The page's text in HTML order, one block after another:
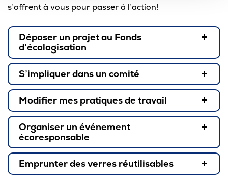
s’offrent à vous pour passer à l’action!
Déposer un projet au Fonds
d’écologisation
S’impliquer dans un comité
Modifier mes pratiques de travail
Organiser un événement
écoresponsable
Emprunter des verres réutilisables